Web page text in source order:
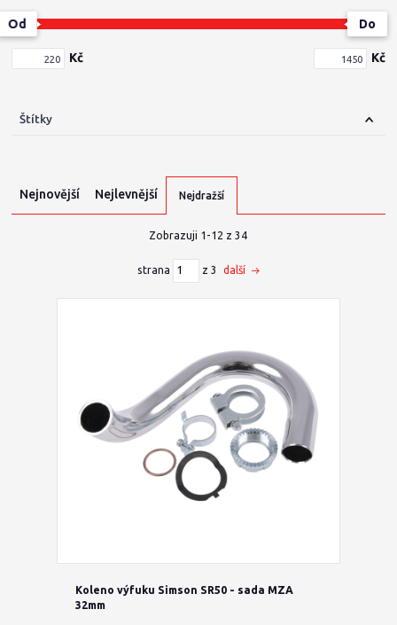
Kč
Od Do
Kč
Štítky
Nejnovější Nejlevnější Nejdražší
Zobrazuji 1-12 z 34
strana z 3 další
Koleno výfuku Simson SR50 - sada MZA
32mm